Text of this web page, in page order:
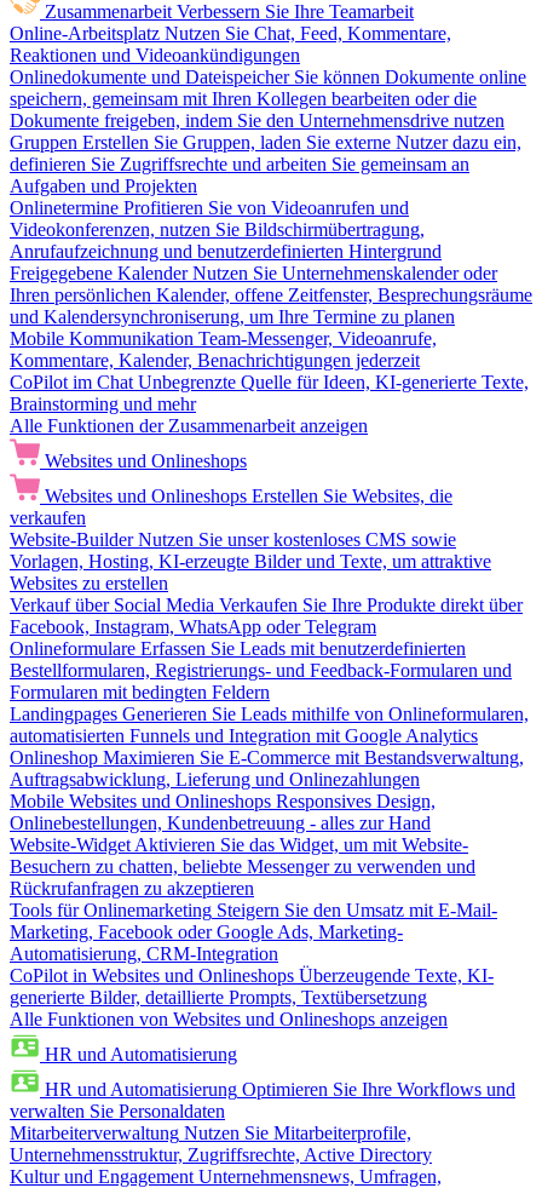
Zusammenarbeit Verbessern Sie Ihre Teamarbeit
Online-Arbeitsplatz Nutzen Sie Chat, Feed, Kommentare,
Reaktionen und Videoankündigungen
Onlinedokumente und Dateispeicher Sie können Dokumente online
speichern, gemeinsam mit Ihren Kollegen bearbeiten oder die
Dokumente freigeben, indem Sie den Unternehmensdrive nutzen
Gruppen Erstellen Sie Gruppen, laden Sie externe Nutzer dazu ein,
definieren Sie Zugriffsrechte und arbeiten Sie gemeinsam an
Aufgaben und Projekten
Onlinetermine Profitieren Sie von Videoanrufen und
Videokonferenzen, nutzen Sie Bildschirmübertragung,
Anrufaufzeichnung und benutzerdefinierten Hintergrund
Freigegebene Kalender Nutzen Sie Unternehmenskalender oder
Ihren persönlichen Kalender, offene Zeitfenster, Besprechungsräume
und Kalendersynchroniserung, um Ihre Termine zu planen
Mobile Kommunikation Team-Messenger, Videoanrufe,
Kommentare, Kalender, Benachrichtigungen jederzeit
CoPilot im Chat Unbegrenzte Quelle für Ideen, KI-generierte Texte,
Brainstorming und mehr
Alle Funktionen der Zusammenarbeit anzeigen
Websites und Onlineshops
Websites und Onlineshops Erstellen Sie Websites, die
verkaufen
Website-Builder Nutzen Sie unser kostenloses CMS sowie
Vorlagen, Hosting, KI-erzeugte Bilder und Texte, um attraktive
Websites zu erstellen
Verkauf über Social Media Verkaufen Sie Ihre Produkte direkt über
Facebook, Instagram, WhatsApp oder Telegram
Onlineformulare Erfassen Sie Leads mit benutzerdefinierten
Bestellformularen, Registrierungs- und Feedback-Formularen und
Formularen mit bedingten Feldern
Landingpages Generieren Sie Leads mithilfe von Onlineformularen,
automatisierten Funnels und Integration mit Google Analytics
Onlineshop Maximieren Sie E-Commerce mit Bestandsverwaltung,
Auftragsabwicklung, Lieferung und Onlinezahlungen
Mobile Websites und Onlineshops Responsives Design,
Onlinebestellungen, Kundenbetreuung - alles zur Hand
Website-Widget Aktivieren Sie das Widget, um mit Website-
Besuchern zu chatten, beliebte Messenger zu verwenden und
Rückrufanfragen zu akzeptieren
Tools für Onlinemarketing Steigern Sie den Umsatz mit E-Mail-
Marketing, Facebook oder Google Ads, Marketing-
Automatisierung, CRM-Integration
CoPilot in Websites und Onlineshops Überzeugende Texte, KI-
generierte Bilder, detaillierte Prompts, Textübersetzung
Alle Funktionen von Websites und Onlineshops anzeigen
HR und Automatisierung
HR und Automatisierung Optimieren Sie Ihre Workflows und
verwalten Sie Personaldaten
Mitarbeiterverwaltung Nutzen Sie Mitarbeiterprofile,
Unternehmensstruktur, Zugriffsrechte, Active Directory
Kultur und Engagement Unternehmensnews, Umfragen,